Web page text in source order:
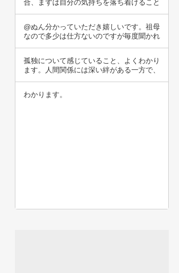
合、まずは自分の気持ちを落ち着けること
@ぬん分かっていただき嬉しいです。祖母
なので多少は仕方ないのですが毎度聞かれ
孤独について感じていること、よくわかり
ます。人間関係には深い絆がある一方で、
わかります。